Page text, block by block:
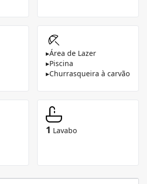
▸Área de Lazer
▸Piscina
▸Churrasqueira à carvão
1 Lavabo